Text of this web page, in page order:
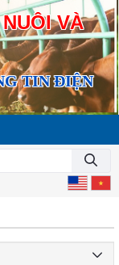
VÀ
TIN ĐIỆN